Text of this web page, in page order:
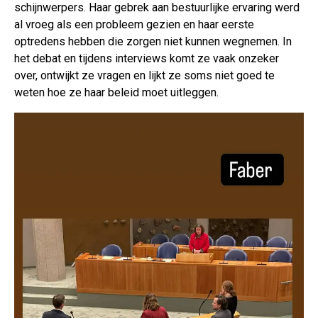
schijnwerpers. Haar gebrek aan bestuurlijke ervaring werd
al vroeg als een probleem gezien en haar eerste
optredens hebben die zorgen niet kunnen wegnemen. In
het debat en tijdens interviews komt ze vaak onzeker
over, ontwijkt ze vragen en lijkt ze soms niet goed te
weten hoe ze haar beleid moet uitleggen.